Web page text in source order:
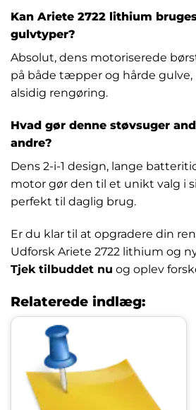
Kan Ariete 2722 lithium
gulvtyper?
Absolut, dens motoriserede
på både tæpper og hårde gulve,
alsidig rengøring.
Hvad gør denne støvsuger
andre?
Dens 2-i-1 design, lange
motor gør den til et unikt valg i
perfekt til daglig brug.
Er du klar til at opgradere din
Udforsk Ariete 2722 lithium og
Tjek tilbuddet nu og oplev
Relaterede indlæg: